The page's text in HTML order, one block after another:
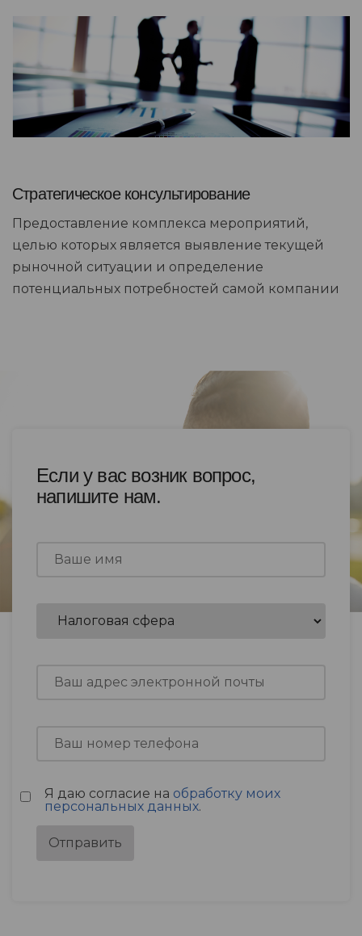
Стратегическое консультирование
Предоставление комплекса мероприятий,
целью которых является выявление текущей
рыночной ситуации и определение
потенциальных потребностей самой компании
Если у вас возник вопрос,
напишите нам.
Я даю согласие на обработку моих
персональных данных.
Отправить